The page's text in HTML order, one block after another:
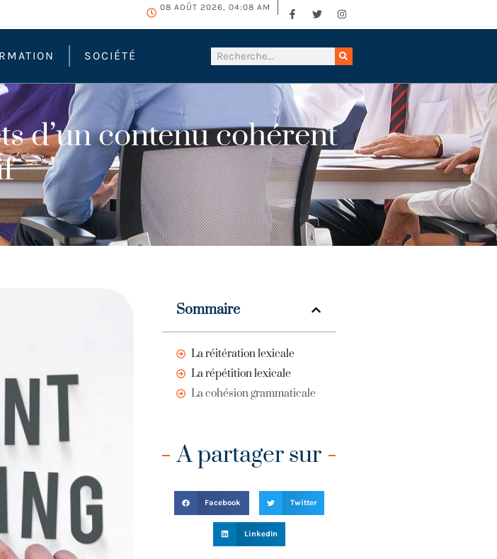
08 AOÛT 2026, 04:08 AM
SOCIÉTÉ
d’un contenu cohérent
Sommaire
La réitération lexicale
La répétition lexicale
La cohésion grammaticale
A partager sur
Facebook Twitter
LinkedIn